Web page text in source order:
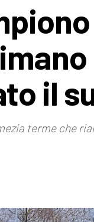
il
terme che